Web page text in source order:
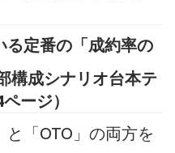
る定番の「成約率の
構成シナリオ台本テ
ージ）
と「OTO」の両方を